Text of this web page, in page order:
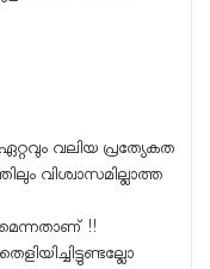
വലിയ പ്രത്യേകത
വിശ്വാസമില്ലാത്ത
!!